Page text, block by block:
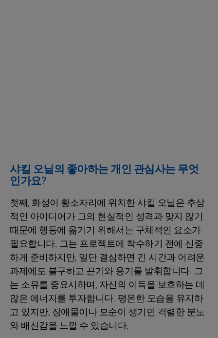
샤킬 오닐의 좋아하는 개인 관심사는 무엇
인가요?
첫째, 화성이 황소자리에 위치한 샤킬 오닐은 추상
적인 아이디어가 그의 현실적인 성격과 맞지 않기
때문에 행동에 옮기기 위해서는 구체적인 요소가
필요합니다. 그는 프로젝트에 착수하기 전에 신중
하게 준비하지만, 일단 결심하면 긴 시간과 어려운
과제에도 불구하고 끈기와 용기를 발휘합니다. 그
는 소유를 중요시하며, 자신의 이득을 보호하는 데
많은 에너지를 투자합니다. 평온한 모습을 유지하
고 있지만, 장애물이나 모순이 생기면 격렬한 분노
와 배신감을 느낄 수 있습니다.